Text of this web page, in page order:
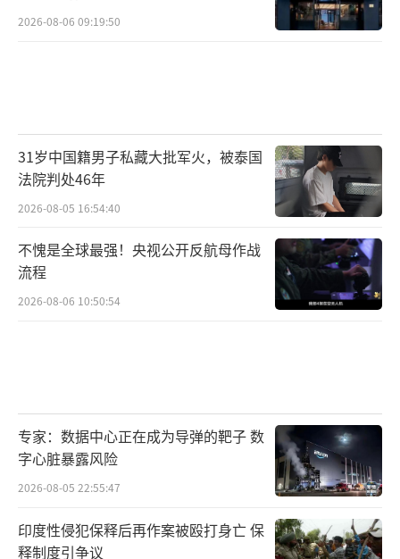
的追寻
2026-08-06 09:19:50
31岁中国籍男子私藏大批军火，被泰国
法院判处46年
2026-08-05 16:54:40
不愧是全球最强！央视公开反航母作战
流程
2026-08-06 10:50:54
专家：数据中心正在成为导弹的靶子 数
字心脏暴露风险
2026-08-05 22:55:47
印度性侵犯保释后再作案被殴打身亡 保
释制度引争议